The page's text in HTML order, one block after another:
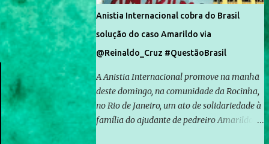
Anistia Internacional cobra do Brasil
solução do caso Amarildo via
@Reinaldo_Cruz #QuestãoBrasil
A Anistia Internacional promove na manhã
deste domingo, na comunidade da Rocinha,
no Rio de Janeiro, um ato de solidariedade à
família do ajudante de pedreiro Amarildo de